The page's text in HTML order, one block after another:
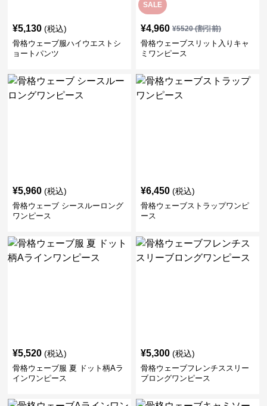
¥5,130 (税込)
骨格ウェーブ服ハイウエストシ
ョートパンツ
SALE
¥4,960 ¥5520(割引前)
骨格ウェーブスリット入りキャ
ミワンピース
¥5,960 (税込)
骨格ウェーブ シースルーロング
ワンピース
¥6,450 (税込)
骨格ウェーブストラップワンピ
ース
¥5,520 (税込)
骨格ウェーブ服 夏 ドット柄Aラ
インワンピース
¥5,300 (税込)
骨格ウェーブフレンチススリー
ブロングワンピース